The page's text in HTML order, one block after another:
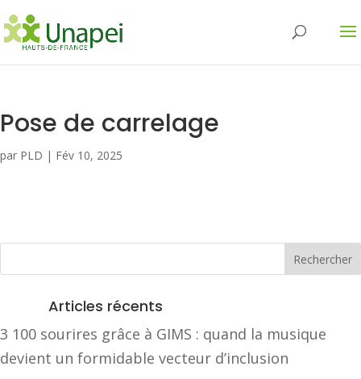
Pose de carrelage
par PLD | Fév 10, 2025
Articles récents
3 100 sourires grâce à GIMS : quand la musique
devient un formidable vecteur d’inclusion